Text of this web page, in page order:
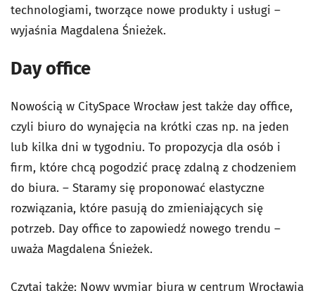
technologiami, tworzące nowe produkty i usługi –
wyjaśnia Magdalena Śnieżek.
Day office
Nowością w CitySpace Wrocław jest także day office,
czyli biuro do wynajęcia na krótki czas np. na jeden
lub kilka dni w tygodniu. To propozycja dla osób i
firm, które chcą pogodzić pracę zdalną z chodzeniem
do biura. – Staramy się proponować elastyczne
rozwiązania, które pasują do zmieniających się
potrzeb. Day office to zapowiedź nowego trendu –
uważa Magdalena Śnieżek.
Czytaj także: Nowy wymiar biura w centrum Wrocławia